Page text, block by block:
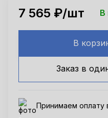
7 565 ₽/шт В
В
Заказ в
Принимаем